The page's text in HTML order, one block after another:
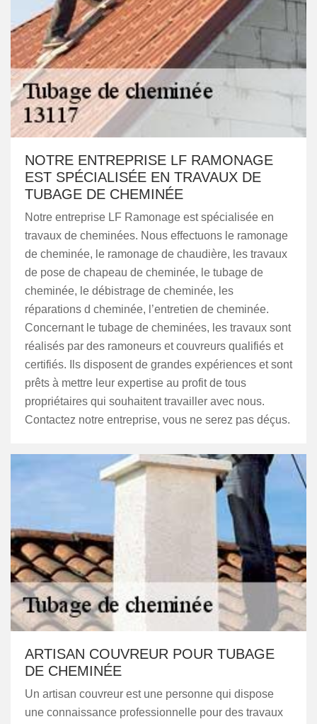
NOTRE ENTREPRISE LF RAMONAGE
EST SPÉCIALISÉE EN TRAVAUX DE
TUBAGE DE CHEMINÉE
Notre entreprise LF Ramonage est spécialisée en
travaux de cheminées. Nous effectuons le ramonage
de cheminée, le ramonage de chaudière, les travaux
de pose de chapeau de cheminée, le tubage de
cheminée, le débistrage de cheminée, les
réparations d cheminée, l’entretien de cheminée.
Concernant le tubage de cheminées, les travaux sont
réalisés par des ramoneurs et couvreurs qualifiés et
certifiés. Ils disposent de grandes expériences et sont
prêts à mettre leur expertise au profit de tous
propriétaires qui souhaitent travailler avec nous.
Contactez notre entreprise, vous ne serez pas déçus.
ARTISAN COUVREUR POUR TUBAGE
DE CHEMINÉE
Un artisan couvreur est une personne qui dispose
une connaissance professionnelle pour des travaux